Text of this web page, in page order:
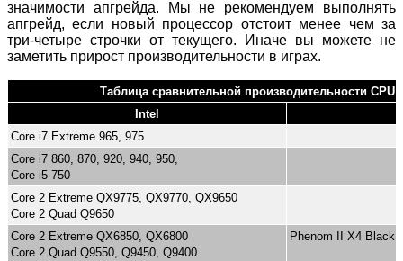
значимости апгрейда. Мы не рекомендуем выполнять
апгрейд, если новый процессор отстоит менее чем за
три-четыре строчки от текущего. Иначе вы можете не
заметить прирост производительности в играх.
Таблица сравнительной производительности CPU
Intel
Core i7 Extreme 965, 975
Core i7 860, 870, 920, 940, 950,
Core i5 750
Core 2 Extreme QX9775, QX9770, QX9650
Core 2 Quad Q9650
Core 2 Extreme QX6850, QX6800
Core 2 Quad Q9550, Q9450, Q9400
Phenom II X4 Black